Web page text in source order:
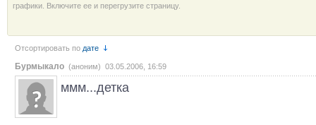
графики. Включите ее и перегрузите страницу.
Отсортировать по дате
Бурмыкало (аноним) 03.05.2006, 16:59
ммм...детка